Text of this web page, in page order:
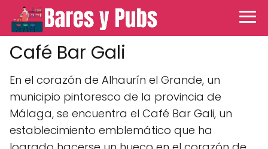
Café Bar Gali
En el corazón de Alhaurín el Grande, un
municipio pintoresco de la provincia de
Málaga, se encuentra el Café Bar Gali, un
establecimiento emblemático que ha